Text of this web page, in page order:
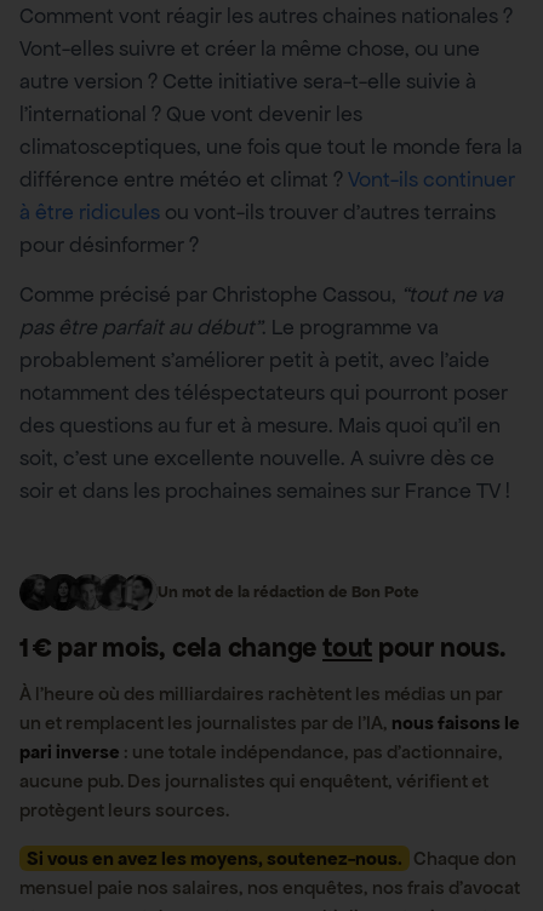
Comment vont réagir les autres chaines nationales ?
Vont-elles suivre et créer la même chose, ou une
autre version ? Cette initiative sera-t-elle suivie à
l’international ? Que vont devenir les
climatosceptiques, une fois que tout le monde fera la
différence entre météo et climat ? Vont-ils continuer
à être ridicules ou vont-ils trouver d’autres terrains
pour désinformer ?
Comme précisé par Christophe Cassou, “tout ne va
pas être parfait au début”. Le programme va
probablement s’améliorer petit à petit, avec l’aide
notamment des téléspectateurs qui pourront poser
des questions au fur et à mesure. Mais quoi qu’il en
soit, c’est une excellente nouvelle. A suivre dès ce
soir et dans les prochaines semaines sur France TV !
Un mot de la rédaction de Bon Pote
1 € par mois, cela changetout pour nous.
À l’heure où des milliardaires rachètent les médias un par
un et remplacent les journalistes par de l’IA, nous faisons le
pari inverse : une totale indépendance, pas d’actionnaire,
aucune pub. Des journalistes qui enquêtent, vérifient et
protègent leurs sources.
Si vous en avez les moyens, soutenez-nous. Chaque don
mensuel paie nos salaires, nos enquêtes, nos frais d’avocat